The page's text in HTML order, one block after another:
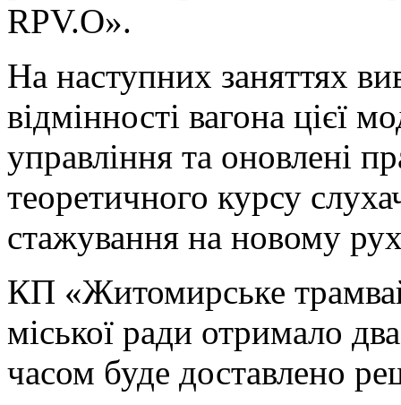
RPV.O».
На наступних заняттях
відмінності вагона цієї
управління та оновлені
теоретичного курсу
стажування на новому
КП «Житомирське
міської ради отримало
часом буде доставлено